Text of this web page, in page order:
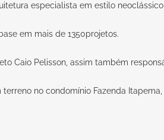
especialista em estilo neoclássico
em mais de 1350projetos.
Caio Pelisson, assim também
no condomínio Fazenda